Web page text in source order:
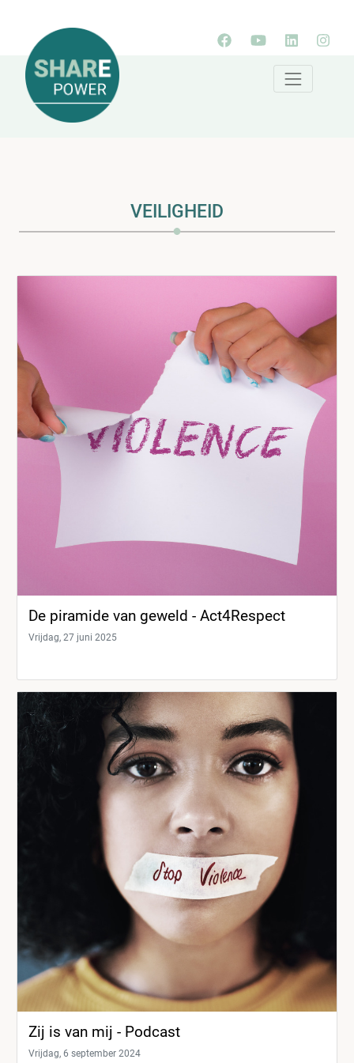
VEILIGHEID
De piramide van geweld - Act4Respect
Vrijdag, 27 juni 2025
Zij is van mij - Podcast
Vrijdag, 6 september 2024